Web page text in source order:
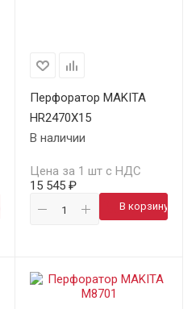
Перфоратор MAKITA
HR2470X15
В наличии
Цена за 1 шт с НДС
15 545 ₽
В корзину